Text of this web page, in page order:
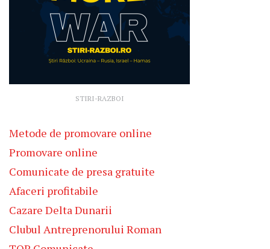
STIRI-RAZBOI
Metode de promovare online
Promovare online
Comunicate de presa gratuite
Afaceri profitabile
Cazare Delta Dunarii
Clubul Antreprenorului Roman